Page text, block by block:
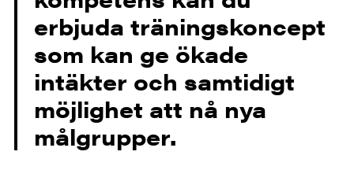
erbjuda träningskoncept
som kan ge ökade
intäkter och samtidigt
möjlighet att nå nya
målgrupper.